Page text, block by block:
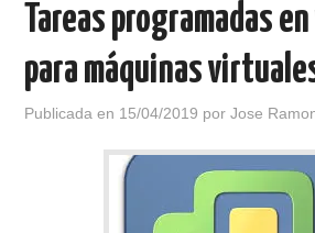
POLÍTICA DE PRIVACIDAD
Tareas programadas
para máquinas
Publicada en 15/04/2019 porJose